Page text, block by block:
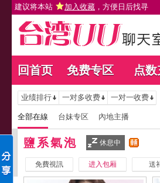
建议将本站 加入收藏 ，方便日后找寻
回首页 免费专区 点
业绩排行 一对多收费 一对一收费
全部在線 台妹专区 內地主播
鹽系氣泡 休息中
免費視訊 进入包厢 送